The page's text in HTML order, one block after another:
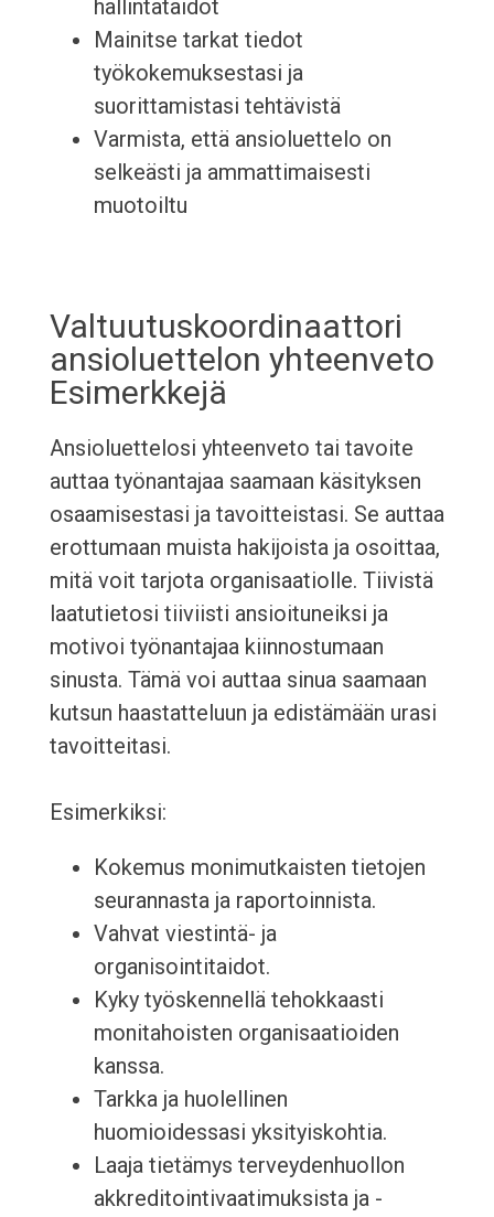
hallintataidot
Mainitse tarkat tiedot
työkokemuksestasi ja
suorittamistasi tehtävistä
Varmista, että ansioluettelo on
selkeästi ja ammattimaisesti
muotoiltu
Valtuutuskoordinaattori
ansioluettelon yhteenveto
Esimerkkejä
Ansioluettelosi yhteenveto tai tavoite
auttaa työnantajaa saamaan käsityksen
osaamisestasi ja tavoitteistasi. Se auttaa
erottumaan muista hakijoista ja osoittaa,
mitä voit tarjota organisaatiolle. Tiivistä
laatutietosi tiiviisti ansioituneiksi ja
motivoi työnantajaa kiinnostumaan
sinusta. Tämä voi auttaa sinua saamaan
kutsun haastatteluun ja edistämään urasi
tavoitteitasi.
Esimerkiksi:
Kokemus monimutkaisten tietojen
seurannasta ja raportoinnista.
Vahvat viestintä- ja
organisointitaidot.
Kyky työskennellä tehokkaasti
monitahoisten organisaatioiden
kanssa.
Tarkka ja huolellinen
huomioidessasi yksityiskohtia.
Laaja tietämys terveydenhuollon
akkreditointivaatimuksista ja -